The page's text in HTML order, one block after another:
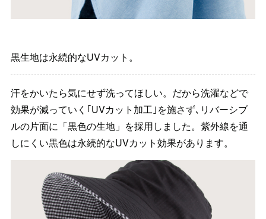
黒生地は永続的なUVカット。
汗をかいたら気にせず洗ってほしい。だから洗濯などで
効果が減っていく｢UVカット加工｣を施さず､リバーシブ
ルの片面に「黒色の生地」を採用しました。紫外線を通
しにくい黒色は永続的なUVカット効果があります。